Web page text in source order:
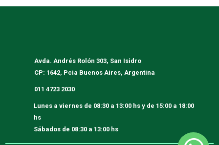
Avda. Andrés Rolón 303, San Isidro
CP: 1642, Pcia Buenos Aires, Argentina
011 4723 2030
Lunes a viernesde 08:30 a 13:00 hs y de 15:00 a 18:00
hs
Sábadosde 08:30 a 13:00 hs